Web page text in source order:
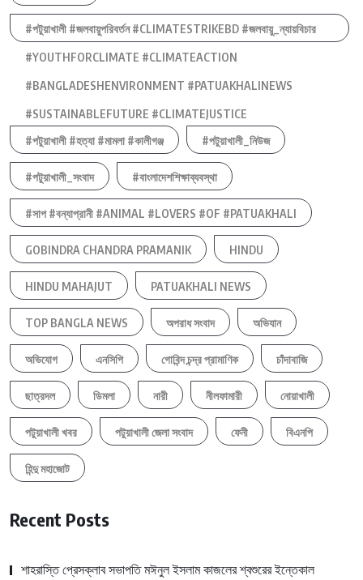
#পটুয়াখালী #জলবায়ুপরিবর্তন #CLIMATESTRIKEBD #জলবায়ু_ন্যায়বিচার
#YOUTHFORCLIMATE #CLIMATEACTION
#BANGLADESHENVIRONMENT #PATUAKHALINEWS
#SUSTAINABLEFUTURE #CLIMATEJUSTICE
#পটুয়াখালী #হত্যা #মামলা #কালীগঞ্জ
#পটুয়াখালী_নিউজ
#পটুয়াখালী_সংবাদ #বাংলাদেশশিক্ষাব্যবস্থা
#সাপ #বন্যাপ্রানী #ANIMAL #LOVERS #OF #PATUAKHALI
GOBINDRA CHANDRA PRAMANIK HINDU
HINDU MAHAJUT PATUAKHALI NEWS
TOP BANGLA NEWS অপরাধ সংবাদ অভিযান
অভিযোগ এনসিপি গোবিন্দ চন্দ্র প্রামাণিক চাঁদাবাজি
ছাত্রদল ডিমলা নারী নীলফামারী নোয়াখালী
পটুয়াখালী খবর পটুয়াখালী জেলা সংবাদ ফেনী বিএনপি
হিন্দু মহাজোট
Recent Posts
শাহরাস্তি প্রেসক্লাব সভাপতি মঈনুল ইসলাম কাজলের শ্বশুরের ইন্তেকাল